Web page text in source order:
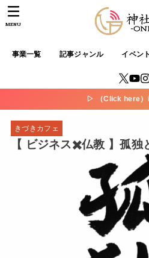
事業一覧 記事ジャンル イベン
MENU
▷ （Click here
きづきカフェ
【 ビジネス✖️仏教 】孤独